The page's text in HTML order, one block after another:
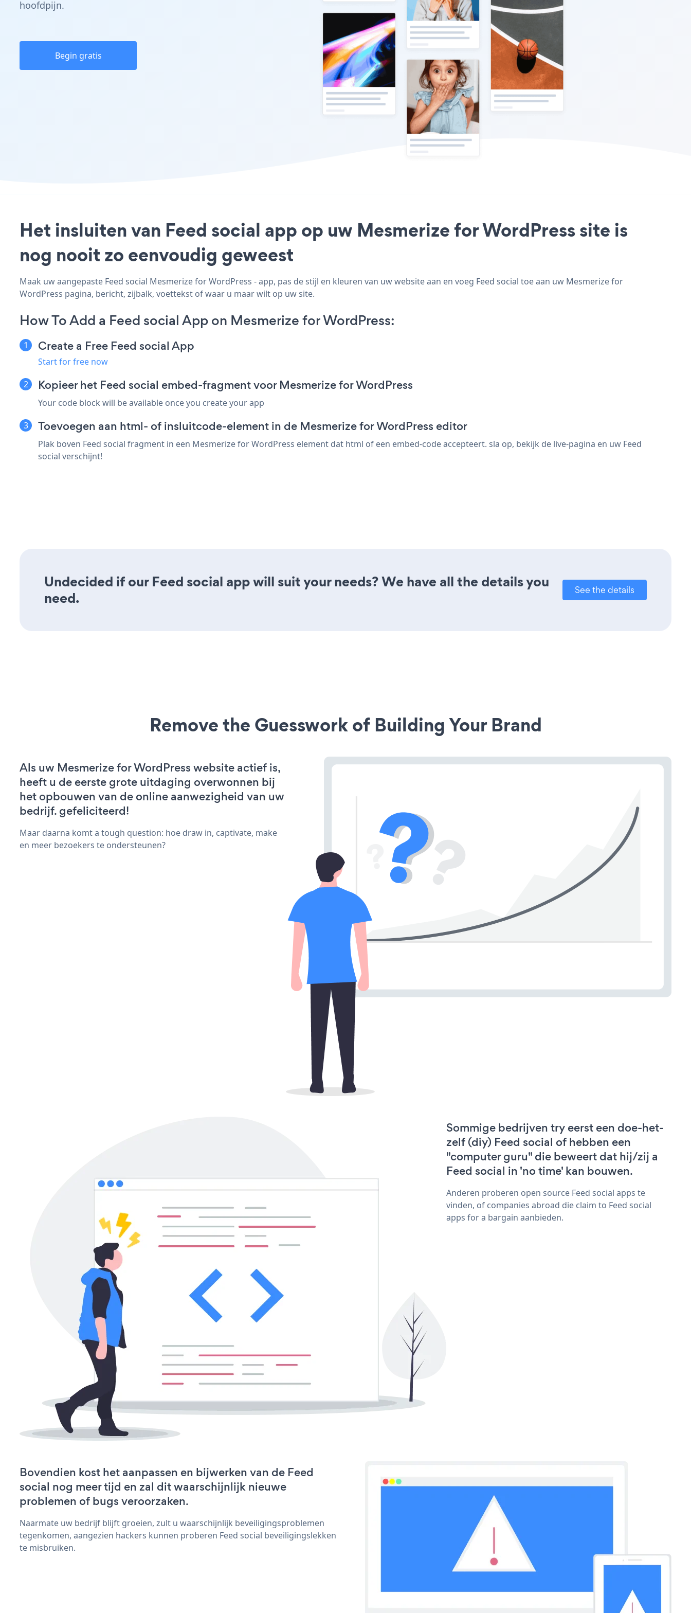
hoofdpijn.
Begin gratis
Het insluiten van Feed social app op uw Mesmerize for WordPress site is
nog nooit zo eenvoudig geweest
Maak uw aangepaste Feed social Mesmerize for WordPress - app, pas de stijl en kleuren van uw website aan en voeg Feed social toe aan uw Mesmerize for
WordPress pagina, bericht, zijbalk, voettekst of waar u maar wilt op uw site.
How To Add a Feed social App on Mesmerize for WordPress:
Create a Free Feed social App
Start for free now
Kopieer het Feed social embed-fragment voor Mesmerize for WordPress
Your code block will be available once you create your app
Toevoegen aan html- of insluitcode-element in de Mesmerize for WordPress editor
Plak boven Feed social fragment in een Mesmerize for WordPress element dat html of een embed-code accepteert. sla op, bekijk de live-pagina en uw Feed
social verschijnt!
Undecided if our Feed social app will suit your needs? We have all the details you
need.
See the details
Remove the Guesswork of Building Your Brand
Als uw Mesmerize for WordPress website actief is,
heeft u de eerste grote uitdaging overwonnen bij
het opbouwen van de online aanwezigheid van uw
bedrijf. gefeliciteerd!
Maar daarna komt a tough question: hoe draw in, captivate, make
en meer bezoekers te ondersteunen?
Sommige bedrijven try eerst een doe-het-
zelf (diy) Feed social of hebben een
"computer guru" die beweert dat hij/zij a
Feed social in 'no time' kan bouwen.
Anderen proberen open source Feed social apps te
vinden, of companies abroad die claim to Feed social
apps for a bargain aanbieden.
Bovendien kost het aanpassen en bijwerken van de Feed
social nog meer tijd en zal dit waarschijnlijk nieuwe
problemen of bugs veroorzaken.
Naarmate uw bedrijf blijft groeien, zult u waarschijnlijk beveiligingsproblemen
tegenkomen, aangezien hackers kunnen proberen Feed social beveiligingslekken
te misbruiken.